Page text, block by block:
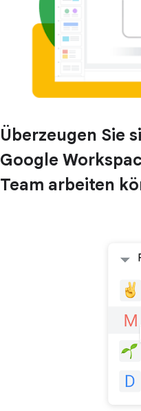
Überzeugen Sie
Google
Team arbeiten